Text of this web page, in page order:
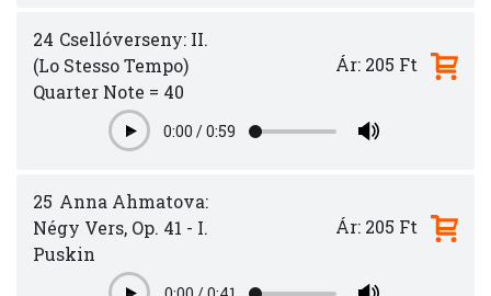
24 Csellóverseny: II.
(Lo Stesso Tempo)
Quarter Note = 40
Play0:00 /0:59
Ár: 205 Ft
25 Anna Ahmatova:
Négy Vers, Op. 41 - I.
Puskin
Ár: 205 Ft